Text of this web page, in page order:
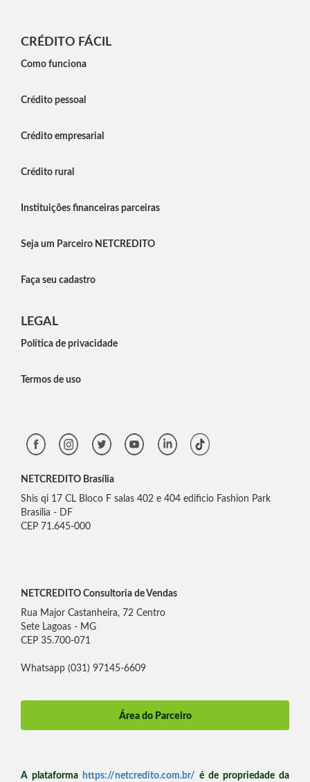
CRÉDITO FÁCIL
Como funciona
Crédito pessoal
Crédito empresarial
Crédito rural
Instituições financeiras parceiras
Seja um Parceiro NETCREDITO
Faça seu cadastro
LEGAL
Política de privacidade
Termos de uso
NETCREDITO Brasília
Shis qi 17 CL Bloco F salas 402 e 404 edificio Fashion Park
Brasília - DF
CEP 71.645-000
NETCREDITO Consultoria de Vendas
Rua Major Castanheira, 72 Centro
Sete Lagoas - MG
CEP 35.700-071
Whatsapp (031) 97145-6609
Área do Parceiro
A plataforma https://netcredito.com.br/ é de propriedade da